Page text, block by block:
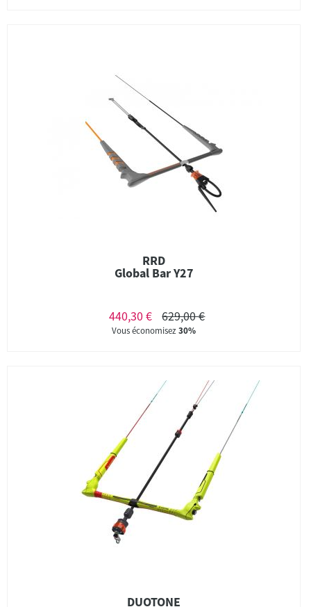
RRD
Global Bar Y27
440,30 € 629,00 €
Vous économisez30%
DUOTONE